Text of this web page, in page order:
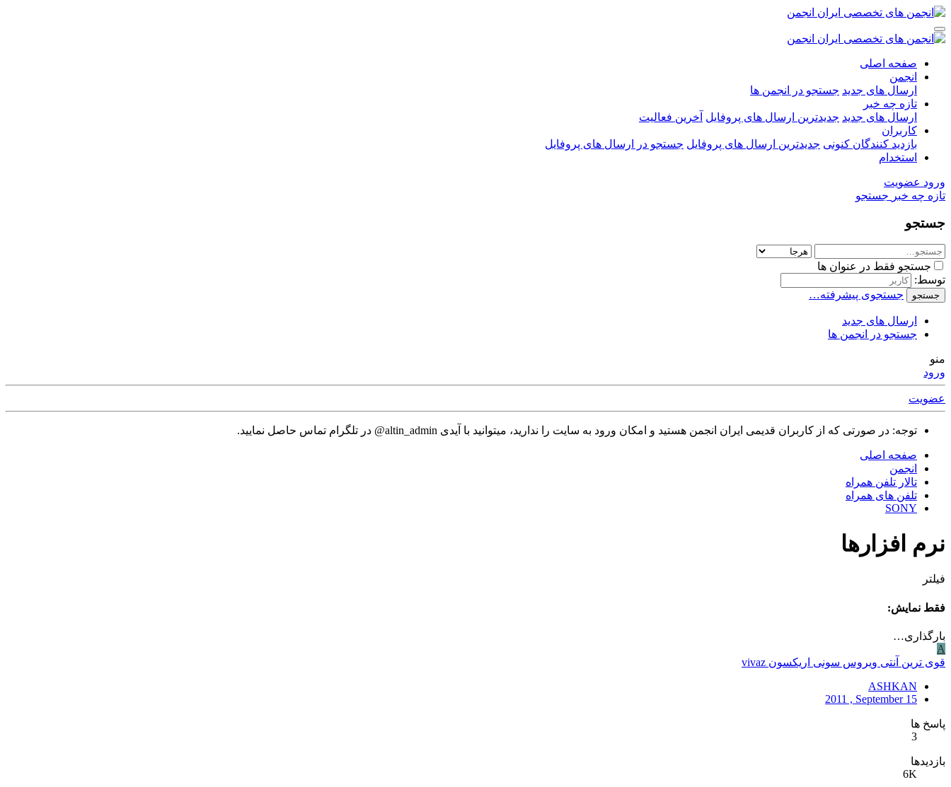
صفحه اصلی
انجمن
ارسال های جدید جستجو در انجمن ها
تازه چه خبر
ارسال های جدید جدیدترین ارسال های پروفایل آخرین فعالیت
کاربران
بازدید کنندگان کنونی جدیدترین ارسال های پروفایل جستجو در ارسال های پروفایل
استخدام
ورود عضویت
تازه چه خبر جستجو
جستجو
جستجو فقط در عنوان ها
توسط:
جستجو جستجوی پیشرفته…
ارسال های جدید
جستجو در انجمن ها
منو
ورود
عضویت
توجه: در صورتی که از کاربران قدیمی ایران انجمن هستید و امکان ورود به سایت را ندارید، میتوانید با آیدی altin_admin@ در تلگرام تماس حاصل نمایید.
صفحه اصلی
انجمن
تالار تلفن همراه
تلفن های همراه
SONY
نرم افزارها
فیلتر
فقط نمایش:
بارگذاری…
A
قوی ترین آنتی ویروس سونی اریکسون vivaz
ASHKAN
2011 , September 15
پاسخ ها
3
بازدیدها
6K